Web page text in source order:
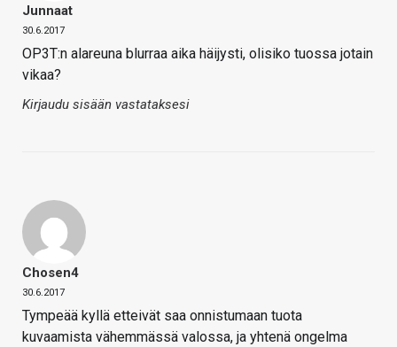
Junnaat
30.6.2017
OP3T:n alareuna blurraa aika häijysti, olisiko tuossa jotain
vikaa?
Kirjaudu sisään vastataksesi
Chosen4
30.6.2017
Tympeää kyllä etteivät saa onnistumaan tuota
kuvaamista vähemmässä valossa, ja yhtenä ongelma